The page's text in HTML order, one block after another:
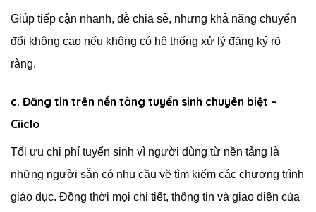
Giúp tiếp cận nhanh, dễ chia sẻ, nhưng khả năng chuyển
đổi không cao nếu không có hệ thống xử lý đăng ký rõ
ràng.
c. Đăng tin trên nền tảng tuyển sinh chuyên biệt –
Ciiclo
Tối ưu chi phí tuyển sinh vì người dùng từ nền tảng là
những người sẵn có nhu cầu về tìm kiếm các chương trình
giáo dục. Đồng thời mọi chi tiết, thông tin và giao diện của